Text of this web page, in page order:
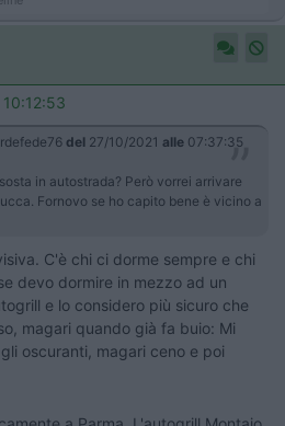
10:12:53
del 27/10/2021 alle 07:37:35
in autostrada? Però vorrei arrivare
Fornovo se ho capito bene è vicino a
C'è chi ci dorme sempre e chi
devo dormire in mezzo ad un
e lo considero più sicuro che
magari quando già fa buio: Mi
oscuranti, magari ceno e poi